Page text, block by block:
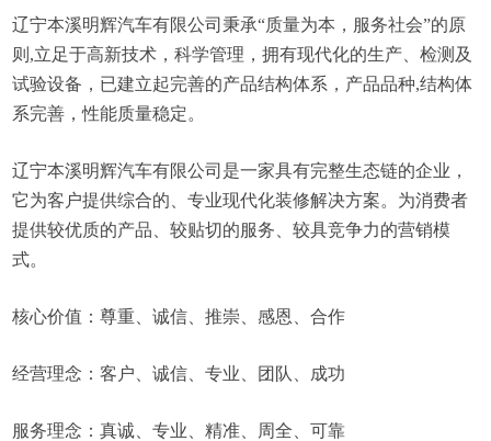
辽宁本溪明辉汽车有限公司秉承“质量为本，服务社会”的原
则,立足于高新技术，科学管理，拥有现代化的生产、检测及
试验设备，已建立起完善的产品结构体系，产品品种,结构体
系完善，性能质量稳定。
辽宁本溪明辉汽车有限公司是一家具有完整生态链的企业，
它为客户提供综合的、专业现代化装修解决方案。为消费者
提供较优质的产品、较贴切的服务、较具竞争力的营销模
式。
核心价值：尊重、诚信、推崇、感恩、合作
经营理念：客户、诚信、专业、团队、成功
服务理念：真诚、专业、精准、周全、可靠